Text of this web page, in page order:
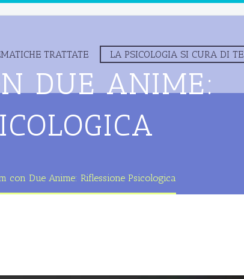
TRATTATE LA PSICOLOGIA SI CURA DI TE
DUE ANIME:
con Due Anime: Riflessione Psicologica